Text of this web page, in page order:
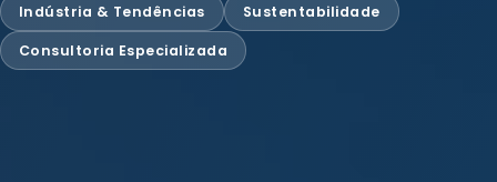
Indústria & Tendências Sustentabilidade
Consultoria Especializada